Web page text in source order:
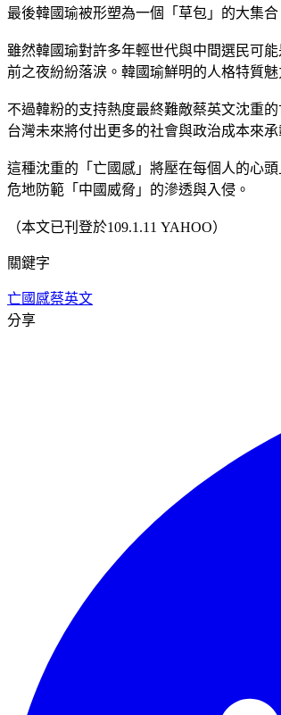
最後韓國瑜被形塑為一個「草包」的大集
雖然韓國瑜對許多年輕世代與中間選民可
前之夜紛紛落涙。韓國瑜鮮明的人格特質
不過韓粉的支持熱度最終難敵蔡英文沈重
台灣未來將付出更多的社會與政治成本來承
這種沈重的「亡國感」將壓在每個人的心
危地防範「中國威脅」的滲透與入侵。
（本文已刊登於109.1.11 YAHOO）
關鍵字
亡國感蔡英文
分享